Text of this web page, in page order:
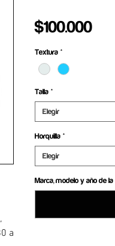
a
$100.000
Textura *
Talla *
Elegir
Horquilla *
Elegir
Marca, modelo y año de la